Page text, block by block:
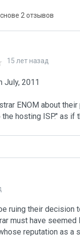
2 отзывов
15 лет назад
July, 2011
ENOM about
hosting ISP." as if
ruing their decision
must have
reputation as